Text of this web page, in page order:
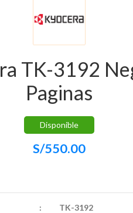
TK-3192
Paginas
Disponible
S/550.00
: TK-3192